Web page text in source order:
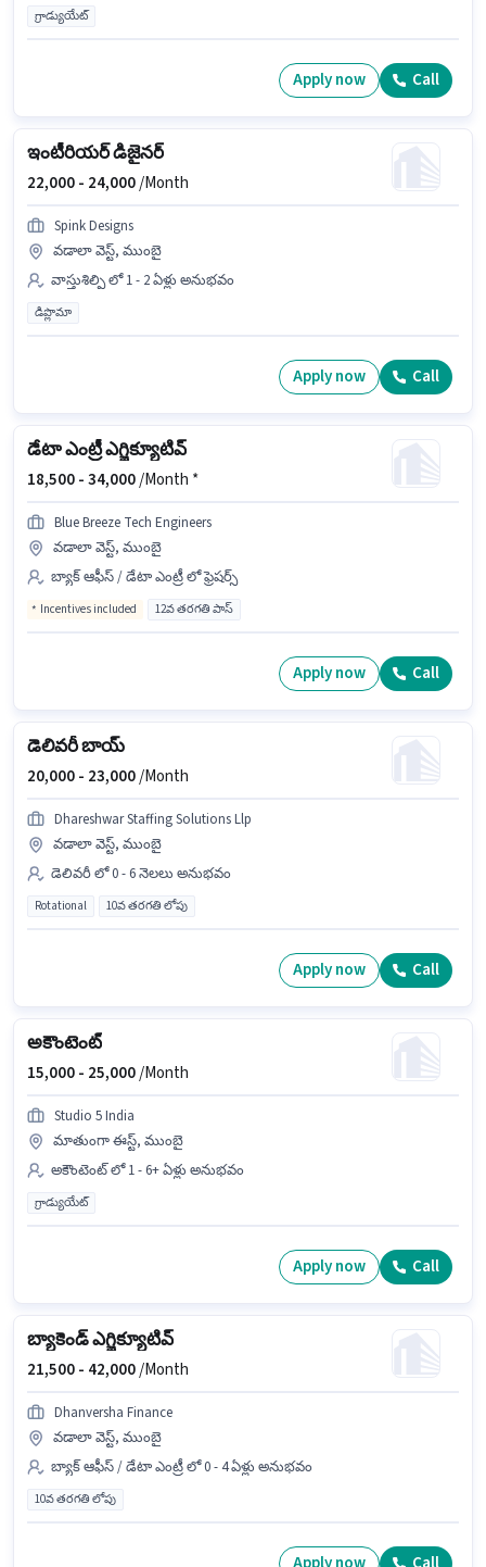
గ్రాడ్యుయేట్
Apply now Call
ఇంటీరియర్ డిజైనర్
22,000 - 24,000/Month
Spink Designs
వడాలా వెస్ట్, ముంబై
వాస్తుశిల్పి లో 1 - 2 ఏళ్లు అనుభవం
డిప్లొమా
Apply now Call
డేటా ఎంట్రీ ఎగ్జిక్యూటివ్
18,500 -34,000/Month *
Blue Breeze Tech Engineers
వడాలా వెస్ట్, ముంబై
బ్యాక్ ఆఫీస్ / డేటా ఎంట్రీ లో ఫ్రెషర్స్
Incentives included 12వ తరగతి పాస్
Apply now Call
డెలివరీ బాయ్
20,000 - 23,000/Month
Dhareshwar Staffing Solutions Llp
వడాలా వెస్ట్, ముంబై
డెలివరీ లో 0 - 6 నెలలు అనుభవం
Rotational 10వ తరగతి లోపు
Apply now Call
అకౌంటెంట్
15,000 - 25,000/Month
Studio 5 India
మాతుంగా ఈస్ట్, ముంబై
అకౌంటెంట్ లో 1 - 6+ ఏళ్లు అనుభవం
గ్రాడ్యుయేట్
Apply now Call
బ్యాకెండ్ ఎగ్జిక్యూటివ్
21,500 - 42,000/Month
Dhanversha Finance
వడాలా వెస్ట్, ముంబై
బ్యాక్ ఆఫీస్ / డేటా ఎంట్రీ లో 0 - 4 ఏళ్లు అనుభవం
10వ తరగతి లోపు